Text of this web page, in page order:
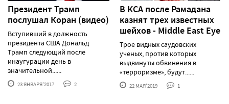
Президент Трамп
послушал Коран (видео)
Вступивший в должность
президента США Дональд
Трамп следующий после
инаугурации день в
значительной......
23 ЯНВАРЯ'2017 2
В КСА после Рамадана
казнят трех известных
шейхов - Middle East Eye
Трое видных саудовских
ученых, против которых
выдвинуты обвинения в
«терроризме», будут......
22 МАЯ'2019 1